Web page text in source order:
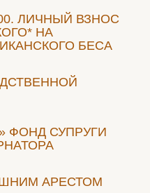
ЛИЧНЫЙ ВЗНОС
НА
БЕСА
ФОНД СУПРУГИ
АРЕСТОМ